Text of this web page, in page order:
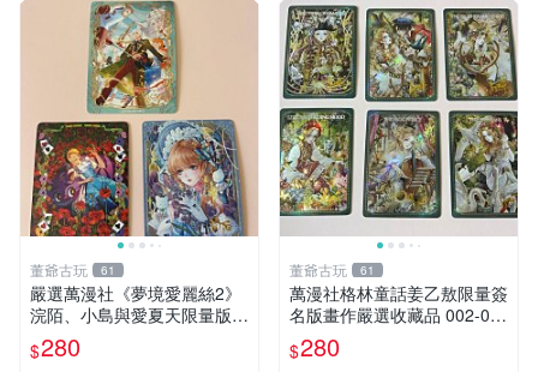
董爺古玩 61
嚴選萬漫社《夢境愛麗絲2》
浣陌、小島與愛夏天限量版印
簽張，獨特設計不容錯過 夢
境愛麗絲 印簽 訂製相紙
$280
董爺古玩 61
萬漫社格林童話姜乙敖限量簽
名版畫作嚴選收藏品 002-00
9 官方正版 異色瑕疵限量特
供 姜乙敖 簽 名 版 畫 作
$280